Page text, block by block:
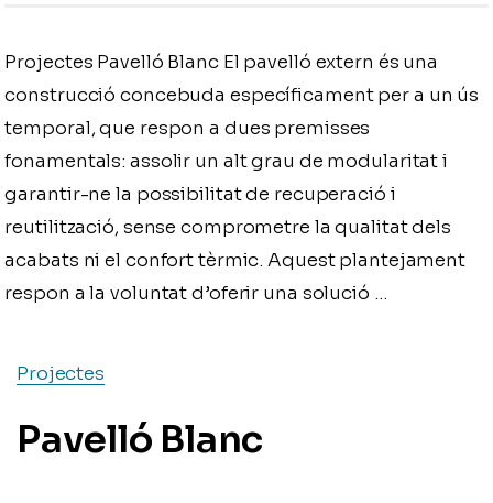
Projectes Pavelló Blanc El pavelló extern és una
construcció concebuda específicament per a un ús
temporal, que respon a dues premisses
fonamentals: assolir un alt grau de modularitat i
garantir-ne la possibilitat de recuperació i
reutilització, sense comprometre la qualitat dels
acabats ni el confort tèrmic. Aquest plantejament
respon a la voluntat d’oferir una solució …
Projectes
Pavelló Blanc